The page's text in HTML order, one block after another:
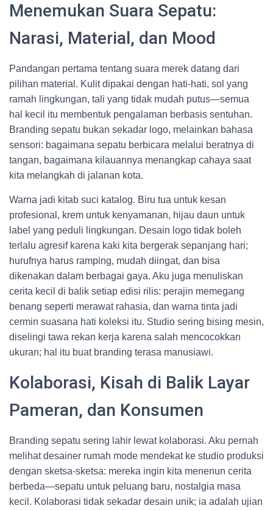
Menemukan Suara Sepatu:
Narasi, Material, dan Mood
Pandangan pertama tentang suara merek datang dari
pilihan material. Kulit dipakai dengan hati-hati, sol yang
ramah lingkungan, tali yang tidak mudah putus—semua
hal kecil itu membentuk pengalaman berbasis sentuhan.
Branding sepatu bukan sekadar logo, melainkan bahasa
sensori: bagaimana sepatu berbicara melalui beratnya di
tangan, bagaimana kilauannya menangkap cahaya saat
kita melangkah di jalanan kota.
Warna jadi kitab suci katalog. Biru tua untuk kesan
profesional, krem untuk kenyamanan, hijau daun untuk
label yang peduli lingkungan. Desain logo tidak boleh
terlalu agresif karena kaki kita bergerak sepanjang hari;
hurufnya harus ramping, mudah diingat, dan bisa
dikenakan dalam berbagai gaya. Aku juga menuliskan
cerita kecil di balik setiap edisi rilis: perajin memegang
benang seperti merawat rahasia, dan warna tinta jadi
cermin suasana hati koleksi itu. Studio sering bising mesin,
diselingi tawa rekan kerja karena salah mencocokkan
ukuran; hal itu buat branding terasa manusiawi.
Kolaborasi, Kisah di Balik Layar
Pameran, dan Konsumen
Branding sepatu sering lahir lewat kolaborasi. Aku pernah
melihat desainer rumah mode mendekat ke studio produksi
dengan sketsa-sketsa: mereka ingin kita menenun cerita
berbeda—sepatu untuk peluang baru, nostalgia masa
kecil. Kolaborasi tidak sekadar desain unik; ia adalah ujian